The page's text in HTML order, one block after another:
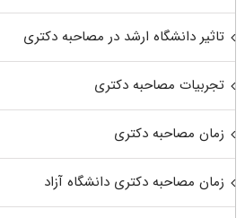
تاثیر دانشگاه ارشد در مصاحبه دکتری
تجربیات مصاحبه دکتری
زمان مصاحبه دکتری
زمان مصاحبه دکتری دانشگاه آزاد